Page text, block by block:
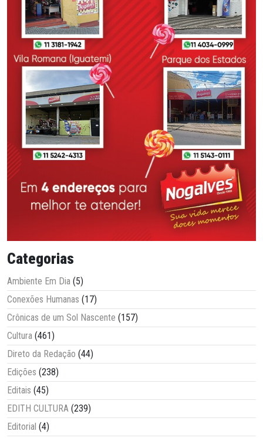
Categorias
Ambiente Em Dia (5)
Conexões Humanas (17)
Crônicas de um Sol Nascente (157)
Cultura (461)
Direto da Redação (44)
Edições (238)
Editais (45)
EDITH CULTURA (239)
Editorial (4)